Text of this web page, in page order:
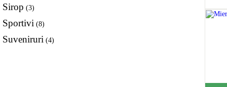
Sirop (3)
Sportivi (8)
Suveniruri (4)